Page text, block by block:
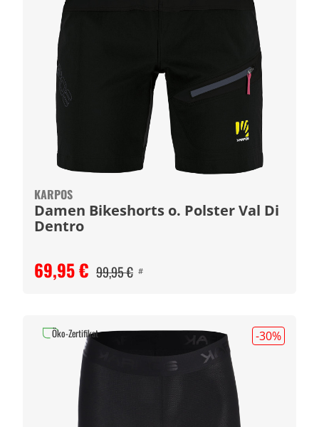
KARPOS
Damen Bikeshorts o. Polster Val Di
Dentro
69,95 € 99,95 € #
-30%
Öko-Zertifikat